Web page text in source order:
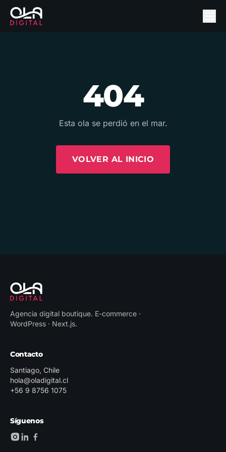
404
Esta ola se perdió en el mar.
VOLVER AL INICIO
Agencia digital boutique. E-commerce ·
WordPress · Next.js.
Contacto
Santiago, Chile
hola@oladigital.cl
+56 9 8756 1075
Síguenos